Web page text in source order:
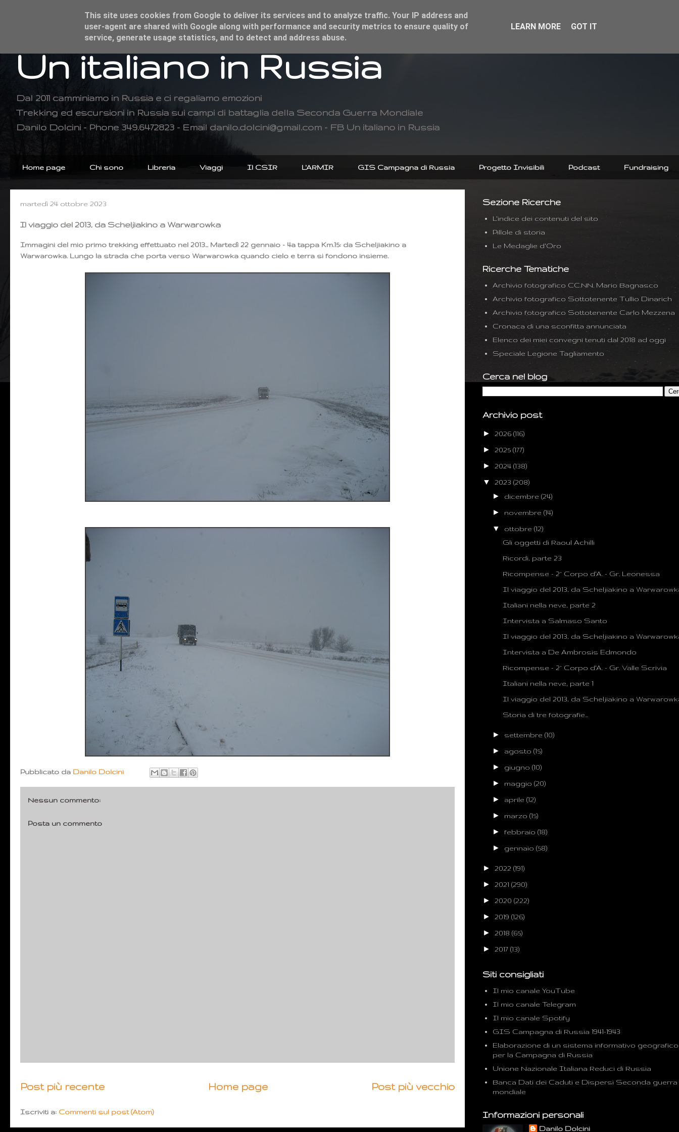
Un italiano in Russia
Dal 2011 camminiamo in Russia e ci regaliamo emozioni
Trekking ed escursioni in Russia sui campi di battaglia della Seconda Guerra Mondiale
Danilo Dolcini - Phone 349.6472823 - Email danilo.dolcini@gmail.com - FB Un italiano in Russia
Home page Chi sono Libreria Viaggi Il CSIR L'ARMIR GIS Campagna di Russia Progetto Invisibili Podcast Fundraising
martedì 24 ottobre 2023
Il viaggio del 2013, da Scheljiakino a Warwarowka
Immagini del mio primo trekking effettuato nel 2013... Martedì 22 gennaio - 4a tappa Km.15: da Scheljiakino a
Warwarowka. Lungo la strada che porta verso Warwarowka quando cielo e terra si fondono insieme.
Pubblicato da Danilo Dolcini
Nessun commento:
Posta un commento
Post più recente Post più vecchio
Home page
Iscriviti a: Commenti sul post (Atom)
Sezione Ricerche
L'indice dei contenuti del sito
Pillole di storia
Le Medaglie d'Oro
Ricerche Tematiche
Archivio fotografico CC.NN. Mario Bagnasco
Archivio fotografico Sottotenente Tullio Dinarich
Archivio fotografico Sottotenente Carlo Mezzena
Cronaca di una sconfitta annunciata
Elenco dei miei convegni tenuti dal 2018 ad oggi
Speciale Legione Tagliamento
Cerca nel blog
Archivio post
► 2026 (116)
► 2025 (177)
► 2024 (138)
▼ 2023 (208)
► dicembre(24)
► novembre(14)
▼ ottobre(12)
Gli oggetti di Raoul Achilli
Ricordi, parte 23
Ricompense - 2° Corpo d'A. - Gr. Leonessa
Il viaggio del 2013, da Scheljiakino a
Italiani nella neve, parte 2
Intervista a Salmaso Santo
Il viaggio del 2013, da Scheljiakino a
Intervista a De Ambrosis Edmondo
Ricompense - 2° Corpo d'A. - Gr. Valle Scrivia
Italiani nella neve, parte 1
Il viaggio del 2013, da Scheljiakino a
Storia di tre fotografie...
► settembre(10)
► agosto(15)
► giugno(10)
► maggio(20)
► aprile(12)
► marzo(15)
►febbraio(18)
► gennaio(58)
► 2022 (191)
► 2021 (290)
► 2020 (222)
► 2019 (126)
► 2018 (65)
► 2017 (13)
Siti consigliati
Il mio canale YouTube
Il mio canale Telegram
Il mio canale Spotify
GIS Campagna di Russia 1941-1943
Elaborazione di un sistema informativo geografico
per la Campagna di Russia
Unione Nazionale Italiana Reduci di Russia
Banca Dati dei Caduti e Dispersi Seconda guerra
mondiale
Informazioni personali
Danilo Dolcini
This site uses cookies from Google to deliver its services and to analyze traffic. Your IP address and
user-agent are shared with Google along with performance and security metrics to ensure quality of
service, generate usage statistics, and to detect and address abuse.
LEARN MORE GOT IT